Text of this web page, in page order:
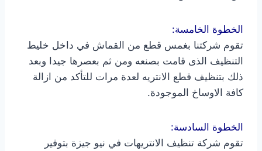
الخطوة الخامسة:
تقوم شركتنا بغمس قطع من القماش في داخل خليط
التنظيف الذى قامت بصنعه ومن ثم بعصرها جيدا وبعد
ذلك بتنظيف قطع الانتريه لعدة مرات للتأكد من ازالة
كافة الاوساخ الموجودة.
الخطوة السادسة:
تقوم شركة تنظيف الانتريهات في نيو جيزة بتوفير